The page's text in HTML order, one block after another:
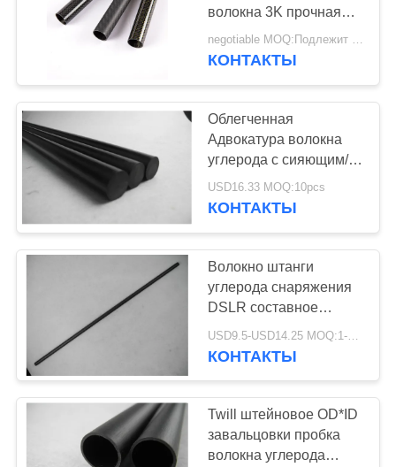
ПРОВЕРКА
КАЧЕСТВА
СВЯЖИТЕСЬ
МЫ
СПРОСИТЕ
ЦИТАТУ
PRIVACY
POLICY
волокна 3K прочная
точность выполнена на
заказ длины
negotiable MOQ:Подлежит обсуждению
КОНТАКТЫ
Облегченная
Адвокатура волокна
углерода с сияющим/
ясным
возникновением для
USD16.33 MOQ:10pcs
КОНТАКТЫ
Волокно штанги
углерода снаряжения
DSLR составное
круговое и пробки
Таблиц-свернули
КОНТАКТЫ
Twill штейновое OD*ID
завальцовки пробка
волокна углерода